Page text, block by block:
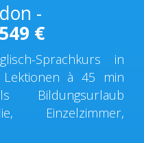
-
€
Sprachkurs in
Lektionen à 45 min
Bildungsurlaub
Einzelzimmer,